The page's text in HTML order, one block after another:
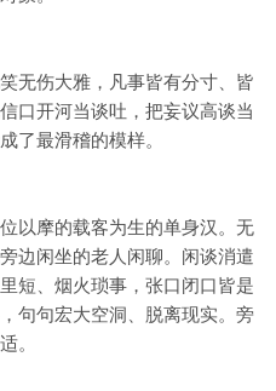
无伤大雅，凡事皆有分寸、皆
口开河当谈吐，把妄议高谈当
了最滑稽的模样。
以摩的载客为生的单身汉。无
边闲坐的老人闲聊。闲谈消遣
短、烟火琐事，张口闭口皆是
句句宏大空洞、脱离现实。旁
。